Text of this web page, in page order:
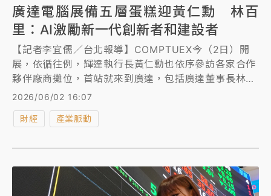
廣達電腦展備五層蛋糕迎黃仁勳 林百
里：AI激勵新一代創新者和建設者
【記者李宜儒／台北報導】COMPTUEX今（2日）開
展，依循往例，輝達執行長黃仁勳也依序參訪各家合作
夥伴廠商攤位，首站就來到廣達，包括廣達董事長林百
里、副董事長梁次震、執行副總經理暨雲達總經理楊麒
令也親自迎接，同時還準備一個「黃仁勳五層蛋糕」
（AI Five-Layer Cake），也讓黃仁勳讚嘆不已。
2026/06/02 16:07
財經 產業脈動